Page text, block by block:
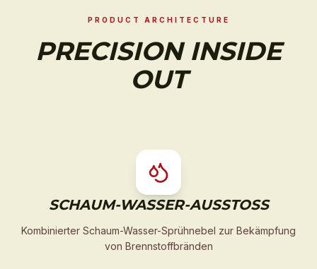
PRODUCT ARCHITECTURE
PRECISION INSIDE
OUT
SCHAUM-WASSER-AUSSTOSS
Kombinierter Schaum-Wasser-Sprühnebel zur Bekämpfung
von Brennstoffbränden